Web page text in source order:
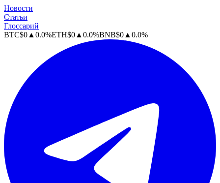
Новости
Статьи
Глоссарий
BTC$0 ▲ 0.0%ETH$0 ▲ 0.0%BNB$0 ▲ 0.0%